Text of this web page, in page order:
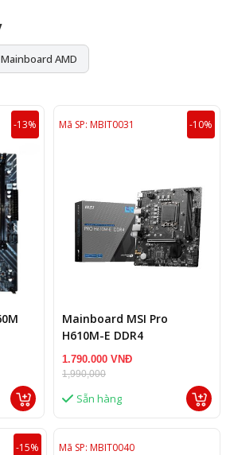
Mainboard AMD
-13% Mã SP: MBIT0031 -10%
Mainboard MSI Pro
H610M-E DDR4
1.790.000 VNĐ
1,990,000
Sẵn hàng
-15% Mã SP: MBIT0040